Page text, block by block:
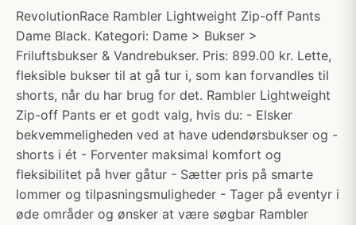
RevolutionRace Rambler Lightweight Zip-off Pants
Dame Black. Kategori: Dame > Bukser >
Friluftsbukser & Vandrebukser. Pris: 899.00 kr. Lette,
fleksible bukser til at gå tur i, som kan forvandles til
shorts, når du har brug for det. Rambler Lightweight
Zip-off Pants er et godt valg, hvis du: - Elsker
bekvemmeligheden ved at have udendørsbukser og -
shorts i ét - Forventer maksimal komfort og
fleksibilitet på hver gåtur - Sætter pris på smarte
lommer og tilpasningsmuligheder - Tager på eventyr i
øde områder og ønsker at være søgbar Rambler